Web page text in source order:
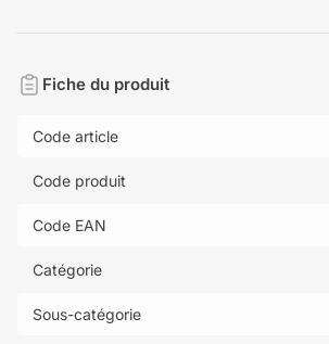
Fiche du produit
Code article
Code produit
Code EAN
Catégorie
Sous-catégorie